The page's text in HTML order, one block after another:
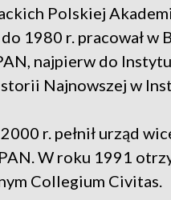
Polskiej
1980 r. pracował
najpierw do
Najnowszej w
r. pełnił urząd
W roku 1991
Collegium Civitas.